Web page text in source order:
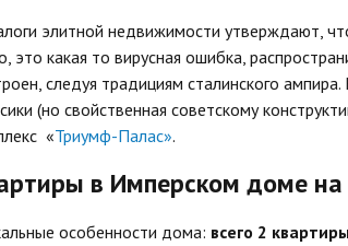
элитной недвижимости утверждают,
это какая то вирусная ошибка,
следуя традициям сталинского
(но свойственная советскому
«Триумф-Палас».
в Имперском доме на
особенности дома: всего 2